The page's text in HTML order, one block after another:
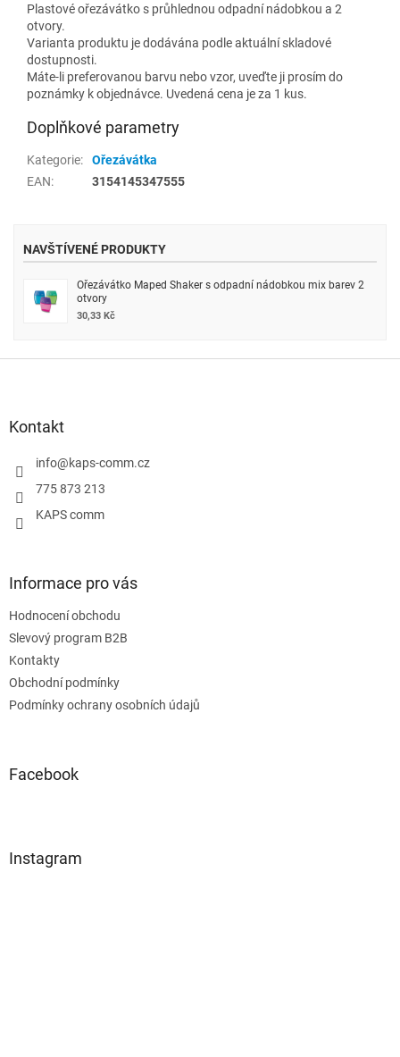
Plastové ořezávátko s průhlednou odpadní nádobkou a 2
otvory.
Varianta produktu je dodávána podle aktuální skladové
dostupnosti.
Máte-li preferovanou barvu nebo vzor, uveďte ji prosím do
poznámky k objednávce. Uvedená cena je za 1 kus.
Doplňkové parametry
Kategorie:
Ořezávátka
EAN: 3154145347555
NAVŠTÍVENÉ PRODUKTY
Ořezávátko Maped Shaker s odpadní nádobkou mix barev 2
otvory
30,33 Kč
Kontakt
info@kaps-comm.cz
775 873 213
KAPS comm
Informace pro vás
Hodnocení obchodu
Slevový program B2B
Kontakty
Obchodní podmínky
Podmínky ochrany osobních údajů
Facebook
Instagram